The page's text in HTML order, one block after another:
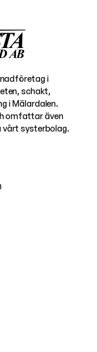
i
schakt,
i Mälardalen.
omfattar även
vårt systerbolag.